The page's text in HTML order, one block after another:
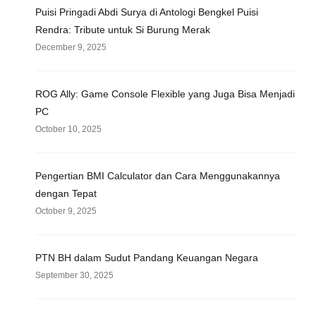
Puisi Pringadi Abdi Surya di Antologi Bengkel Puisi
Rendra: Tribute untuk Si Burung Merak
December 9, 2025
ROG Ally: Game Console Flexible yang Juga Bisa Menjadi
PC
October 10, 2025
Pengertian BMI Calculator dan Cara Menggunakannya
dengan Tepat
October 9, 2025
PTN BH dalam Sudut Pandang Keuangan Negara
September 30, 2025